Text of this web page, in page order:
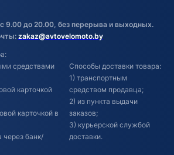
9.00 до 20.00, без перерыва и выходных.
zakaz@avtovelomoto.by
средствами
карточкой
карточкой в
через банк/
Способы доставки товара:
1) транспортным
средством продавца;
2) из пункта выдачи
заказов;
3) курьерской службой
доставки.